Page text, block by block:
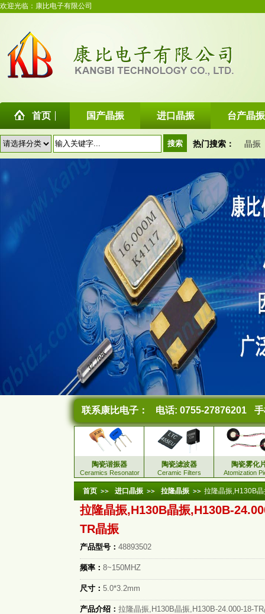
欢迎光临：康比电子有限公司
首页 国产晶振 进口晶振 台产晶振
热门搜索： 晶振
联系康比电子： 电话: 0755-27876201
陶瓷谐振器
Ceramics Resonator
陶瓷滤波器
Ceramic Filters
陶瓷雾化
Atomization
首页 进口晶振 拉隆晶振 拉隆晶振,H130B
拉隆晶振,H130B晶振,H130B-
TR晶振
产品型号： 48893502
频率： 8~150MHZ
尺寸： 5.0*3.2mm
产品介绍： 拉隆晶振,H130B晶振,H130B-24.000-18-